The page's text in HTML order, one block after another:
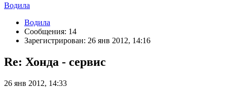
Водила
Водила
Сообщения: 14
Зарегистрирован: 26 янв 2012, 14:16
Re: Хонда - сервис
26 янв 2012, 14:33